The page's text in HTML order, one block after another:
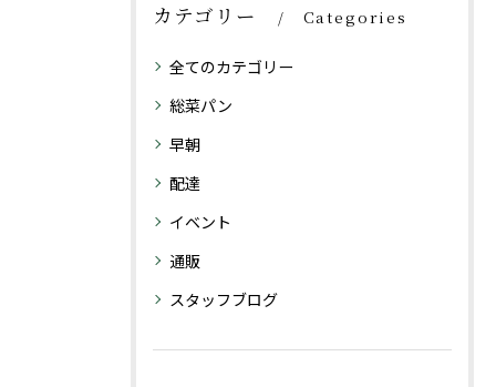
カテゴリー Categories
全てのカテゴリー
総菜パン
早朝
配達
イベント
通販
スタッフブログ